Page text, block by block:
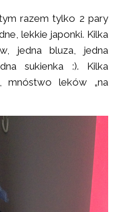
razem tylko 2 pary
lekkie japonki. Kilka
jedna bluza, jedna
sukienka :). Kilka
mnóstwo leków „na